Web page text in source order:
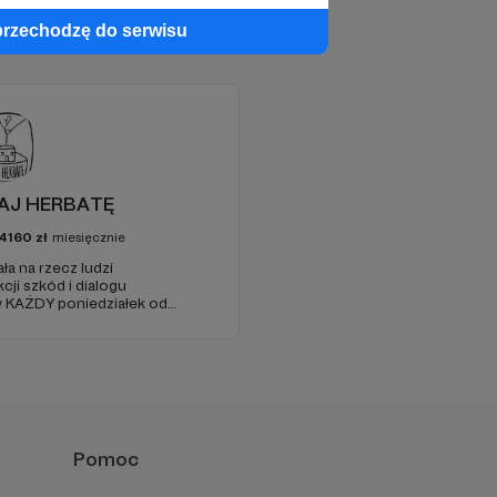
do serwisu
HERBATĘ
zł miesięcznie
na rzecz ludzi
szkód i dialogu
poniedziałek od
Pomoc